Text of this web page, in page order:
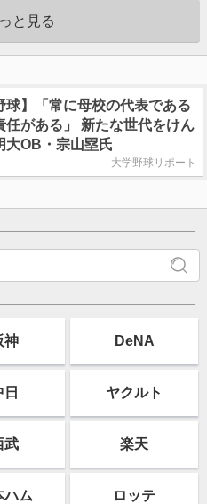
と見る
球】「常に母校の代表である
任がある」 新たな世代をけん
大OB・宗山塁氏
大学野球リポート
神 DeNA
日 ヤクルト
武 楽天
ハム ロッテ